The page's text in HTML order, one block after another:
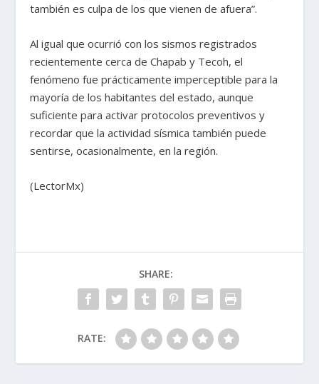
también es culpa de los que vienen de afuera”.
Al igual que ocurrió con los sismos registrados
recientemente cerca de Chapab y Tecoh, el
fenómeno fue prácticamente imperceptible para la
mayoría de los habitantes del estado, aunque
suficiente para activar protocolos preventivos y
recordar que la actividad sísmica también puede
sentirse, ocasionalmente, en la región.
(LectorMx)
SHARE:
RATE: